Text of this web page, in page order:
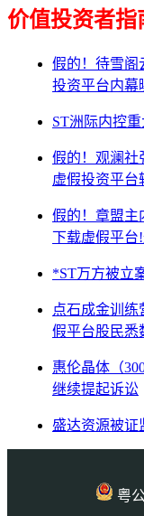
价值投资者指
假的！待雪阁
投资平台内幕
ST洲际内控
假的！观澜社
虚假投资平台
假的！章盟主
下载虚假平台!
*ST万方被立
点石成金训练
假平台股民悉
惠伦晶体（
继续提起诉讼
盛达资源被证
粤